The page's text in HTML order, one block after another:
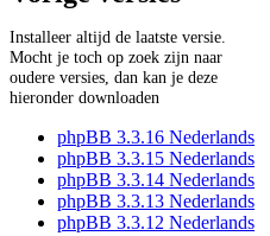
Installeer altijd de laatste versie.
Mocht je toch op zoek zijn naar
oudere versies, dan kan je deze
hieronder downloaden
phpBB 3.3.16 Nederlands
phpBB 3.3.15 Nederlands
phpBB 3.3.14 Nederlands
phpBB 3.3.13 Nederlands
phpBB 3.3.12 Nederlands